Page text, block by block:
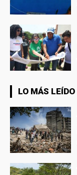
LO MÁS LEÍDO